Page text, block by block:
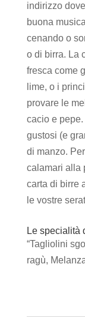
indirizzo
buona
cenando o
o di birra. La
fresca come
lime, o i
provare le
cacio e
gustosi (e
di manzo.
calamari alla
carta di birre
le vostre
Le specialità
“Tagliolini
ragù,